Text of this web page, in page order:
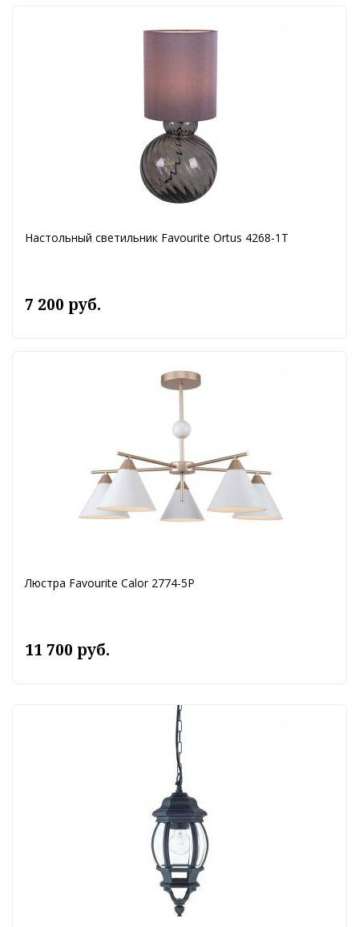
Настольный светильник Favourite Ortus 4268-1T
7 200 руб.
Люстра Favourite Calor 2774-5P
11 700 руб.